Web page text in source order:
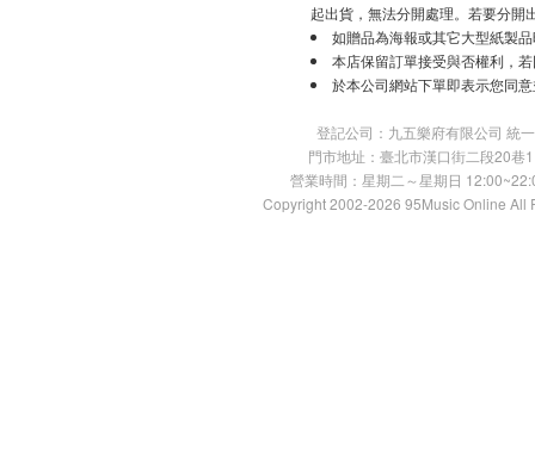
起出貨，無法分開處理。若要分開
如贈品為海報或其它大型紙製
本店保留訂單接受與否權利，
於本公司網站下單即表示您同
登記公司：九五樂府有限公司 統
門市地址：臺北市漢口街二段20
營業時間：星期二～星期日
Copyright 2002-2026 95Music Online All